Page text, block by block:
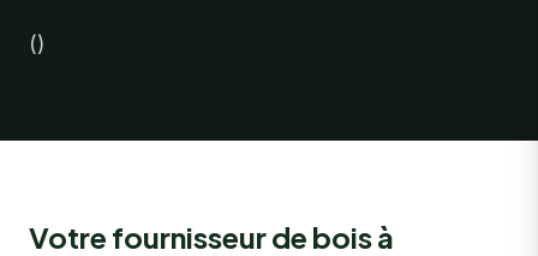
()
Votre fournisseur de bois à